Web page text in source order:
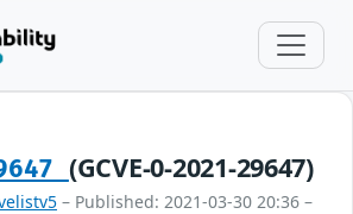
(GCVE-0-2021-29647)
– Published: 2021-03-30 20:36 –